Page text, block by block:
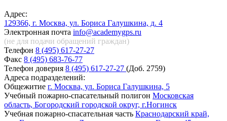
Адрес:
129366, г. Москва, ул. Бориса Галушкина, д. 4
Электронная почта info@academygps.ru
(не для подачи обращений граждан)
Телефон 8 (495) 617-27-27
Факс 8 (495) 683-76-77
Телефон доверия 8 (495) 617-27-27 (Доб. 2759)
Адреса подразделений:
Общежитие г. Москва, ул. Бориса Галушкина, 5
Учебный пожарно-спасательный полигон Московская
область, Богородский городской округ, г.Ногинск
Учебная пожарно-спасательная часть Краснодарский край,